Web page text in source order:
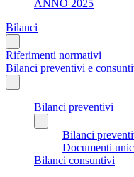
ANNO 2025
Bilanci
Riferimenti normativi
Bilanci preventivi e
Bilanci preventivi
Bilanci
Documenti
Bilanci consuntivi